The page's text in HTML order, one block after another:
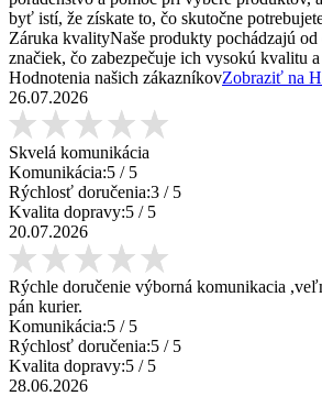
byť istí, že získate to, čo skutočne
Záruka kvalityNaše produkty pochádzajú od
značiek, čo zabezpečuje ich vysokú kvalitu
Hodnotenia našich zákazníkovZobraziť na
26.07.2026
Skvelá komunikácia
Komunikácia:5 / 5
Rýchlosť doručenia:3 / 5
Kvalita dopravy:5 / 5
20.07.2026
Rýchle doručenie výborná komunikacia
pán kurier.
Komunikácia:5 / 5
Rýchlosť doručenia:5 / 5
Kvalita dopravy:5 / 5
28.06.2026